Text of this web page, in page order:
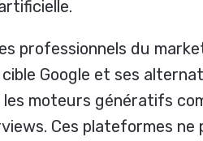
professionnels du
Google et ses
les moteurs génératifs
Ces plateformes ne